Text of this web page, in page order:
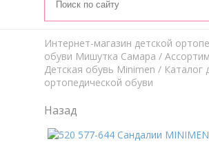
Интернет-магазин детской
обуви Мишутка Самара /
Детская обувь Minimen / Каталог
ортопедической обуви
Назад